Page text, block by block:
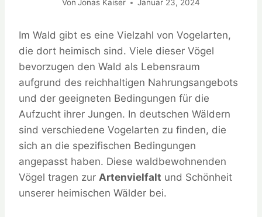
Von Jonas Kaiser Januar 23, 2024
Im Wald gibt es eine Vielzahl von Vogelarten,
die dort heimisch sind. Viele dieser Vögel
bevorzugen den Wald als Lebensraum
aufgrund des reichhaltigen Nahrungsangebots
und der geeigneten Bedingungen für die
Aufzucht ihrer Jungen. In deutschen Wäldern
sind verschiedene Vogelarten zu finden, die
sich an die spezifischen Bedingungen
angepasst haben. Diese waldbewohnenden
Vögel tragen zur Artenvielfalt und Schönheit
unserer heimischen Wälder bei.